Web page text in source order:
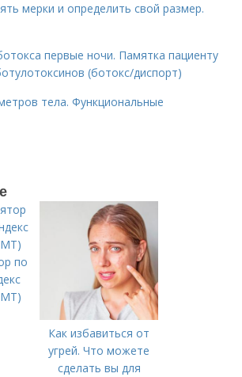
мерки и определить свой размер.
первые ночи. Памятка пациенту
(ботокс/диспорт)
тела. Функциональные
по
Как избавиться от
угрей. Что можете
сделать вы для